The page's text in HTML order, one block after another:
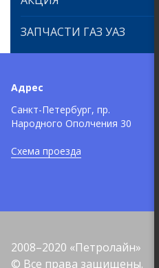
ЗАПЧАСТИ ГАЗ УАЗ
Адрес
Санкт-Петербург, пр.
Народного Ополчения 30
Схема проезда
2008–2020 «Петролайн»
© Все права защищены.